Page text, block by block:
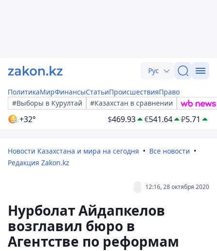
Рус
ПолитикаМирФинансыСтатьиПроисшествияПраво
#Выборы в Курултай
#Казахстан в сравнении
+32° $469.93 €541.64 ₽5.71
Новости Казахстана и мира на сегодня
Все новости
Редакция Zakon.kz
12:16, 28 октября 2020
Нурболат Айдапкелов
возглавил бюро в
Агентстве по реформам